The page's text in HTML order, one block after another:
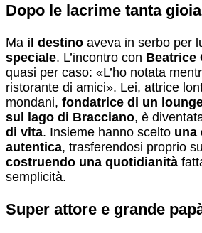
Dopo le lacrime tanta gioia
Ma il destino aveva in serbo per
speciale. L’incontro con Beatrice
quasi per caso: «L’ho notata
ristorante di amici». Lei, attrice
mondani, fondatrice di un
sul lago di Bracciano, è
di vita. Insieme hanno scelto una
autentica, trasferendosi proprio
costruendo una quotidianità
semplicità.
Super attore e grande